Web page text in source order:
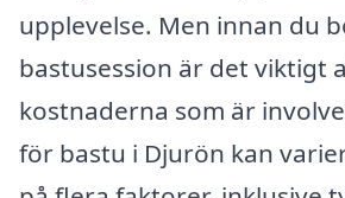
upplevelse. Men innan du
bastusession är det viktigt
kostnaderna som är
för bastu i Djurön kan